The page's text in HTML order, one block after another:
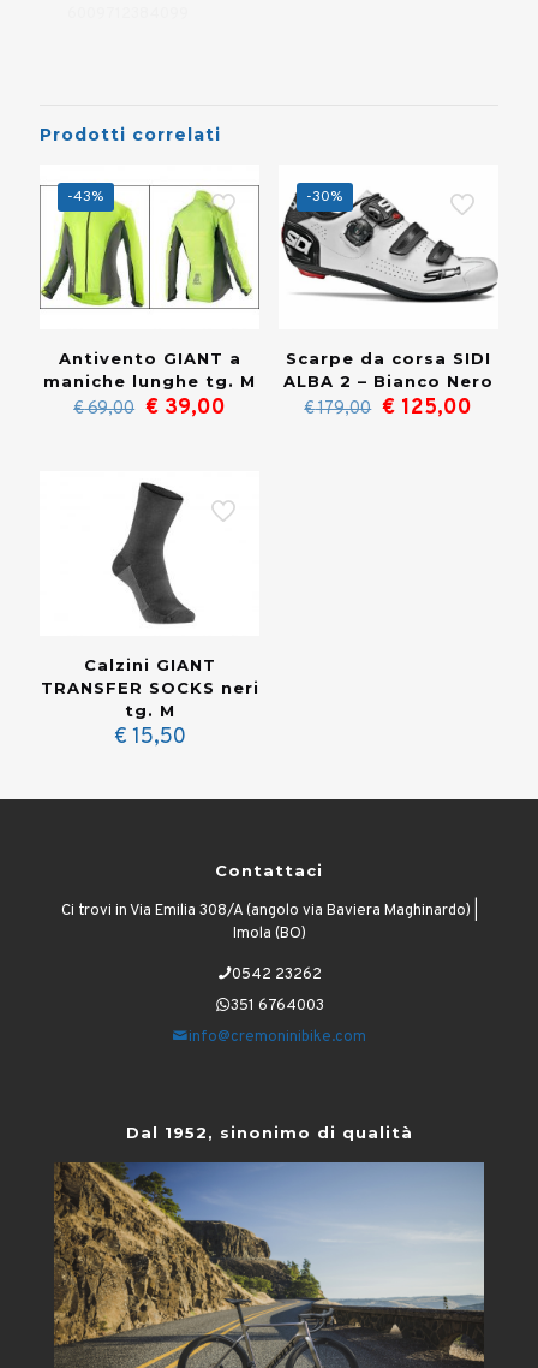
Prodotti correlati
-43%
Antivento GIANT a
maniche lunghe tg. M
€69,00 Il
era:
€ 69,00.
€ 39,00
€ 39,00.
-30%
Scarpe da corsa SIDI
ALBA 2 – Bianco Nero
€179,00 Il
€ 125,00
Calzini GIANT
TRANSFER SOCKS neri
tg. M
€ 15,50
Contattaci
Ci trovi in Via Emilia 308/A (angolo via Baviera Maghinardo) |
Imola (BO)
0542 23262
351 6764003
info@cremoninibike.com
Dal 1952, sinonimo di qualità